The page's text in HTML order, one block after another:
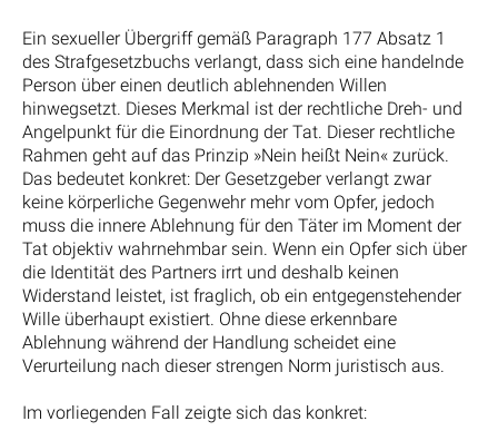
Ein sexueller Übergriff gemäß Paragraph 177 Absatz 1
des Strafgesetzbuchs verlangt, dass sich eine handelnde
Person über einen deutlich ablehnenden Willen
hinwegsetzt. Dieses Merkmal ist der rechtliche Dreh- und
Angelpunkt für die Einordnung der Tat. Dieser rechtliche
Rahmen geht auf das Prinzip »Nein heißt Nein« zurück.
Das bedeutet konkret: Der Gesetzgeber verlangt zwar
keine körperliche Gegenwehr mehr vom Opfer, jedoch
muss die innere Ablehnung für den Täter im Moment der
Tat objektiv wahrnehmbar sein. Wenn ein Opfer sich über
die Identität des Partners irrt und deshalb keinen
Widerstand leistet, ist fraglich, ob ein entgegenstehender
Wille überhaupt existiert. Ohne diese erkennbare
Ablehnung während der Handlung scheidet eine
Verurteilung nach dieser strengen Norm juristisch aus.
Im vorliegenden Fall zeigte sich das konkret: